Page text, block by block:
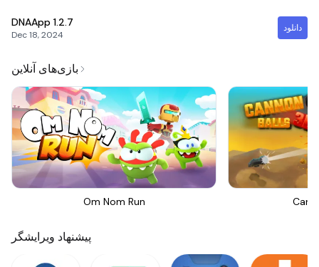
DNAApp 1.2.7
Dec 18, 2024
دانلود
بازی‌های آنلاین
Om Nom Run
پیشنهاد ویرایشگر